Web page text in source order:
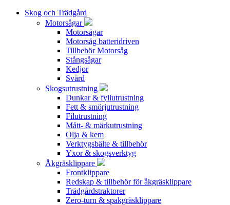
Skog och Trädgård
Motorsågar
Motorsågar
Motorsåg batteridriven
Tillbehör Motorsåg
Stångsågar
Kedjor
Svärd
Skogsutrustning
Dunkar & fyllutrustning
Fett & smörjutrustning
Filutrustning
Mått- & märkutrustning
Olja & kem
Verktygsbälte & tillbehör
Yxor & skogsverktyg
Åkgräsklippare
Frontklippare
Redskap & tillbehör för åkgräsklippare
Trädgårdstraktorer
Zero-turn & spakgräsklippare